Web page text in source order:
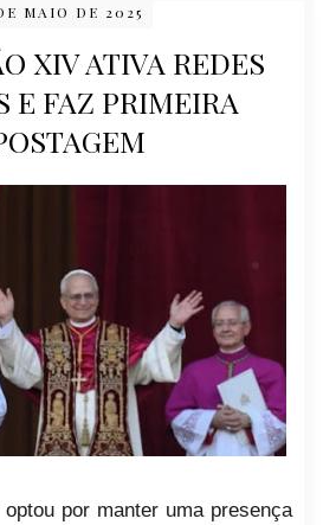
MAIO DE 2025
XIV ATIVA REDES
E FAZ PRIMEIRA
por manter uma presença